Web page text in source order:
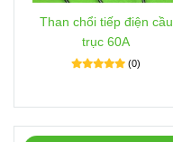
Than chổi tiếp điện cầu
trục 60A
(0)